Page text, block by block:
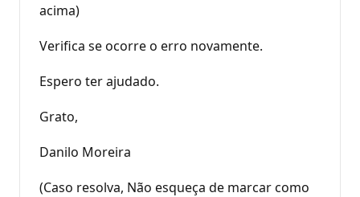
acima)
Verifica se ocorre o erro novamente.
Espero ter ajudado.
Grato,
Danilo Moreira
(Caso resolva, Não esqueça de marcar como